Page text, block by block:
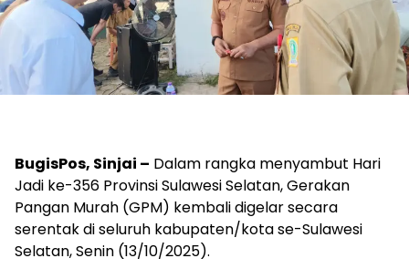
BugisPos, Sinjai – Dalam rangka menyambut Hari
Jadi ke-356 Provinsi Sulawesi Selatan, Gerakan
Pangan Murah (GPM) kembali digelar secara
serentak di seluruh kabupaten/kota se-Sulawesi
Selatan, Senin (13/10/2025).